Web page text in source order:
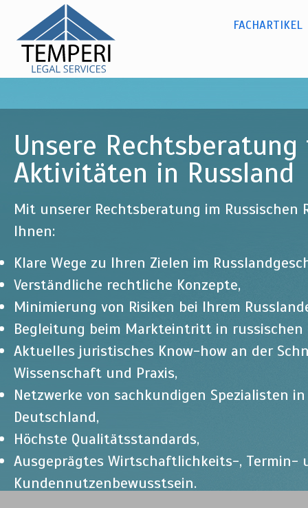
Dr. Olga
Kylina -
temperi
legal
services
Russisches Recht
HauptmenüFACHARTIKEL
Unsere
Aktivitäten in Russland
Mit unserer Rechtsberatung im Russischen
Ihnen:
Klare Wege zu Ihren Zielen im
Verständliche rechtliche Konzepte,
Minimierung von Risiken bei Ihrem
Begleitung beim Markteintritt in russischen
Aktuelles juristisches Know-how an der
Wissenschaft und Praxis,
Netzwerke von sachkundigen Spezialisten
Deutschland,
Höchste Qualitätsstandards,
Ausgeprägtes Wirtschaftlichkeits-, Termin-
Kundennutzenbewusstsein.